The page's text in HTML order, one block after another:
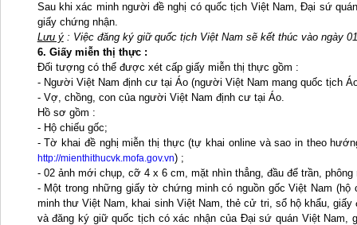
Sau khi xác minh người đề nghị có quốc tịch Việt Nam, Đại sứ
giấy chứng nhận.
Lưu ý: Việc đăng ký giữ quốc tịch Việt Nam sẽ kết thúc vào ngày
6. Giấy miễn thị thực :
Đối tượng có thể được xét cấp giấy miễn thị thực gồm :
- Người Việt Nam định cư tại Áo (người Việt Nam mang quốc tịch
- Vợ, chồng, con của người Việt Nam định cư tại Áo.
Hồ sơ gồm :
- Hộ chiếu gốc;
- Tờ khai đề nghị miễn thị thực (tự khai online và sao in theo
http://mienthithucvk.mofa.gov.vn) ;
- 02 ảnh mới chụp, cỡ 4 x 6 cm, mặt nhìn thẳng, đầu để trần, phông
- Một trong những giấy tờ chứng minh có nguồn gốc Việt Nam (hộ
minh thư Việt Nam, khai sinh Việt Nam, thẻ cử tri, sổ hộ khẩu, giấy
và đăng ký giữ quốc tịch có xác nhận của Đại sứ quán Việt Nam,